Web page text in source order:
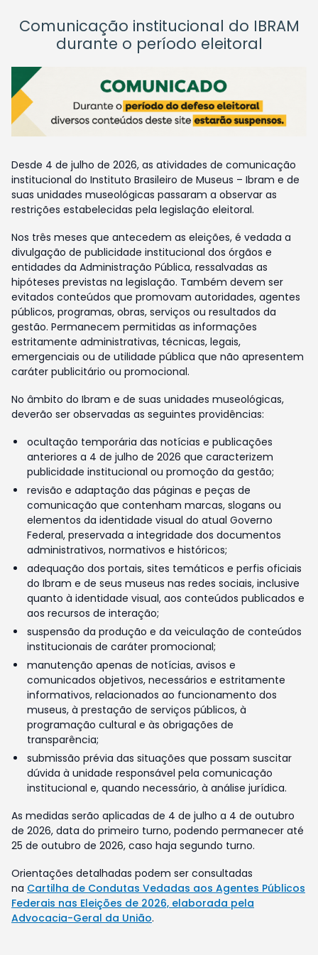
Comunicação institucional do IBRAM
durante o período eleitoral
Desde 4 de julho de 2026, as atividades de comunicação
institucional do Instituto Brasileiro de Museus – Ibram e de
suas unidades museológicas passaram a observar as
restrições estabelecidas pela legislação eleitoral.
Nos três meses que antecedem as eleições, é vedada a
divulgação de publicidade institucional dos órgãos e
entidades da Administração Pública, ressalvadas as
hipóteses previstas na legislação. Também devem ser
evitados conteúdos que promovam autoridades, agentes
públicos, programas, obras, serviços ou resultados da
gestão. Permanecem permitidas as informações
estritamente administrativas, técnicas, legais,
emergenciais ou de utilidade pública que não apresentem
caráter publicitário ou promocional.
No âmbito do Ibram e de suas unidades museológicas,
deverão ser observadas as seguintes providências:
ocultação temporária das notícias e publicações
anteriores a 4 de julho de 2026 que caracterizem
publicidade institucional ou promoção da gestão;
revisão e adaptação das páginas e peças de
comunicação que contenham marcas, slogans ou
elementos da identidade visual do atual Governo
Federal, preservada a integridade dos documentos
administrativos, normativos e históricos;
adequação dos portais, sites temáticos e perfis oficiais
do Ibram e de seus museus nas redes sociais, inclusive
quanto à identidade visual, aos conteúdos publicados e
aos recursos de interação;
suspensão da produção e da veiculação de conteúdos
institucionais de caráter promocional;
manutenção apenas de notícias, avisos e
comunicados objetivos, necessários e estritamente
informativos, relacionados ao funcionamento dos
museus, à prestação de serviços públicos, à
programação cultural e às obrigações de
transparência;
submissão prévia das situações que possam suscitar
dúvida à unidade responsável pela comunicação
institucional e, quando necessário, à análise jurídica.
As medidas serão aplicadas de 4 de julho a 4 de outubro
de 2026, data do primeiro turno, podendo permanecer até
25 de outubro de 2026, caso haja segundo turno.
Orientações detalhadas podem ser consultadas
na Cartilha de Condutas Vedadas aos Agentes Públicos
Federais nas Eleições de 2026, elaborada pela
Advocacia-Geral da União.